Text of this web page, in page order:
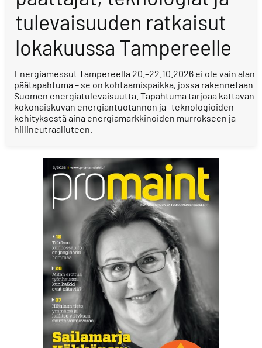
tulevaisuuden ratkaisut
lokakuussa Tampereelle
Energiamessut Tampereella 20.–22.10.2026 ei ole vain alan
päätapahtuma – se on kohtaamispaikka, jossa rakennetaan
Suomen energiatulevaisuutta. Tapahtuma tarjoaa kattavan
kokonaiskuvan energiantuotannon ja -teknologioiden
kehityksestä aina energiamarkkinoiden murrokseen ja
hiilineutraaliuteen.